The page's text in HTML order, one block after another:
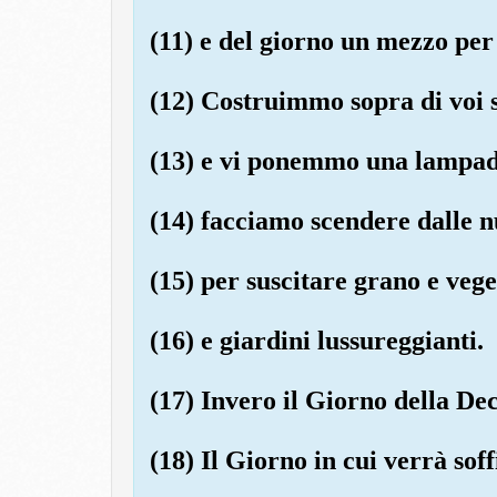
(11) e del giorno un mezzo
(12) Costruimmo sopra di voi
(13) e vi ponemmo una
(14) facciamo scendere dalle
(15) per suscitare grano e
(16) e giardini lussureggianti.
(17) Invero il Giorno della
(18) Il Giorno in cui verrà